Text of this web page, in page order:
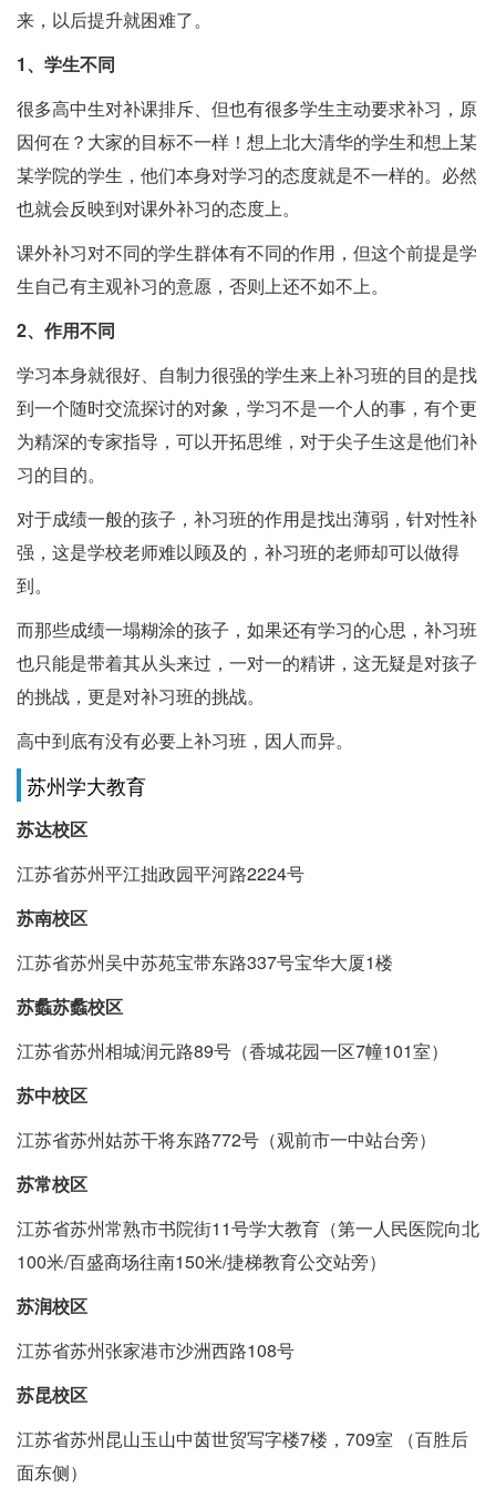
来，以后提升就困难了。
1、学生不同
很多高中生对补课排斥、但也有很多学生主动要求补习，原
因何在？大家的目标不一样！想上北大清华的学生和想上某
某学院的学生，他们本身对学习的态度就是不一样的。必然
也就会反映到对课外补习的态度上。
课外补习对不同的学生群体有不同的作用，但这个前提是学
生自己有主观补习的意愿，否则上还不如不上。
2、作用不同
学习本身就很好、自制力很强的学生来上补习班的目的是找
到一个随时交流探讨的对象，学习不是一个人的事，有个更
为精深的专家指导，可以开拓思维，对于尖子生这是他们补
习的目的。
对于成绩一般的孩子，补习班的作用是找出薄弱，针对性补
强，这是学校老师难以顾及的，补习班的老师却可以做得
到。
而那些成绩一塌糊涂的孩子，如果还有学习的心思，补习班
也只能是带着其从头来过，一对一的精讲，这无疑是对孩子
的挑战，更是对补习班的挑战。
高中到底有没有必要上补习班，因人而异。
苏州学大教育
苏达校区
江苏省苏州平江拙政园平河路2224号
苏南校区
江苏省苏州吴中苏苑宝带东路337号宝华大厦1楼
苏蠡苏蠡校区
江苏省苏州相城润元路89号（香城花园一区7幢101室）
苏中校区
江苏省苏州姑苏干将东路772号（观前市一中站台旁）
苏常校区
江苏省苏州常熟市书院街11号学大教育（第一人民医院向北
100米/百盛商场往南150米/捷梯教育公交站旁）
苏润校区
江苏省苏州张家港市沙洲西路108号
苏昆校区
江苏省苏州昆山玉山中茵世贸写字楼7楼，709室 （百胜后
面东侧）